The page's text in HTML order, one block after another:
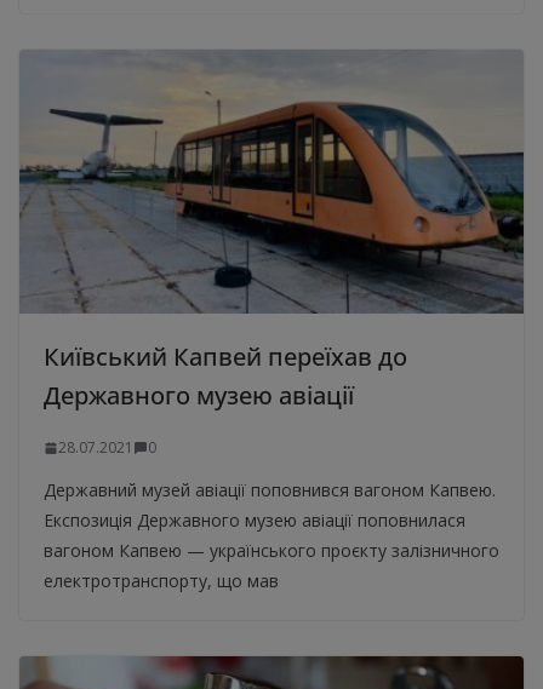
Київський Капвей переїхав до
Державного музею авіації
28.07.2021 0
Державний музей авіації поповнився вагоном Капвею.
Експозиція Державного музею авіації поповнилася
вагоном Капвею — українського проєкту залізничного
електротранспорту, що мав